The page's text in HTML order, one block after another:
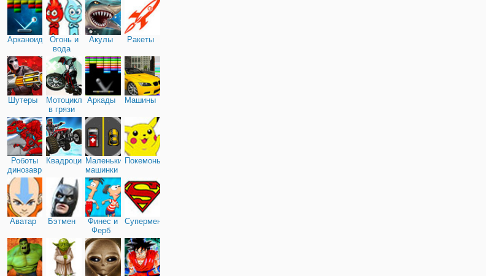
Арканоид
Огонь и
вода
Акулы Ракеты
Шутеры
Мотоциклы
в грязи
Аркады Машины
Роботы
динозавры
КвадроциклыМаленькие
машинки
Покемоны
Аватар Бэтмен
Финес и
Ферб
Супермен